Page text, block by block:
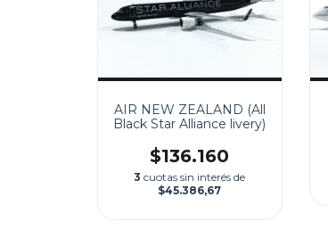
AIR NEW ZEALAND (All
Black Star Alliance livery)
$136.160
3 cuotas sin interés de
$45.386,67